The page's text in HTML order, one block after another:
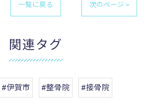
一覧に戻る 次のページ >
関連タグ
#伊賀市 #整骨院 #接骨院